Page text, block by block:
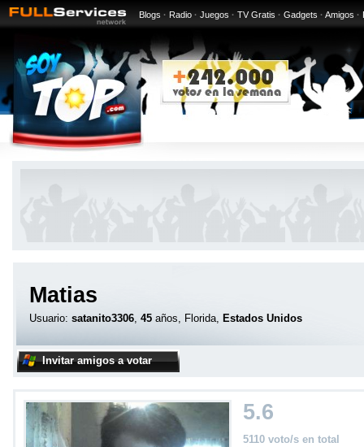
Blogs · Radio · Juegos · TV Gratis · Gadgets · Amigos ·
Matias
Usuario: satanito3306, 45 años, Florida, Estados Unidos
Invitar amigos a votar
5.6
5110 voto/s en total